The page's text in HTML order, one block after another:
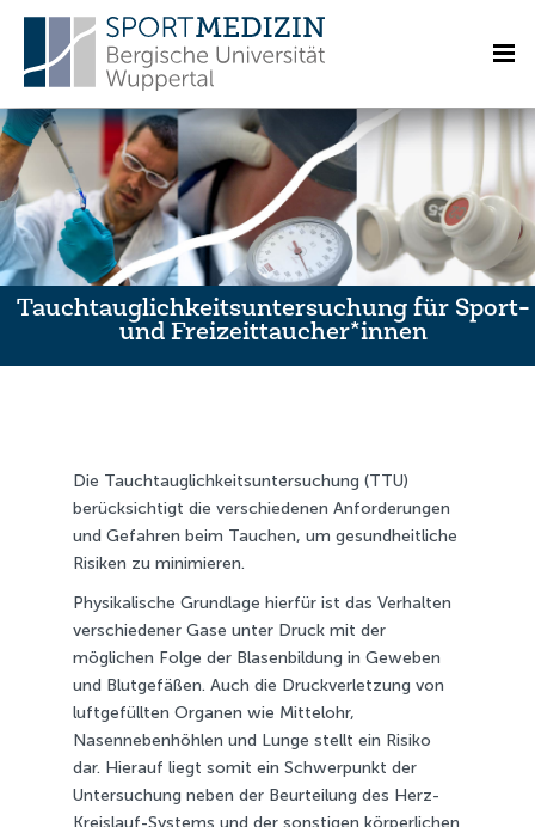
Tauchtauglichkeits­untersuchung für Sport-
und Freizeit­taucher*innen
Die Tauchtauglichkeitsuntersuchung (TTU)
berücksichtigt die verschiedenen Anforderungen
und Gefahren beim Tauchen, um gesundheitliche
Risiken zu minimieren.
Physikalische Grundlage hierfür ist das Verhalten
verschiedener Gase unter Druck mit der
möglichen Folge der Blasenbildung in Geweben
und Blutgefäßen. Auch die Druckverletzung von
luftgefüllten Organen wie Mittelohr,
Nasennebenhöhlen und Lunge stellt ein Risiko
dar. Hierauf liegt somit ein Schwerpunkt der
Untersuchung neben der Beurteilung des Herz-